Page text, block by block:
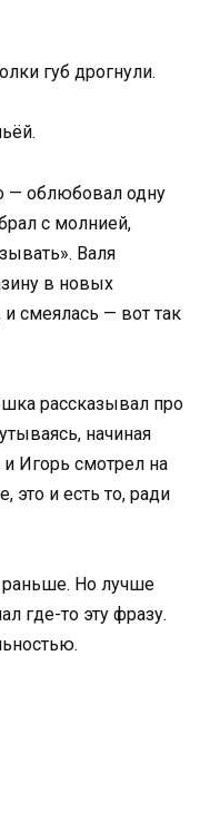
губ дрогнули.
— облюбовал одну
с молнией,
Валя
в новых
смеялась — вот так
рассказывал про
начиная
и Игорь смотрел на
это и есть то, ради
раньше. Но лучше
где-то эту фразу.